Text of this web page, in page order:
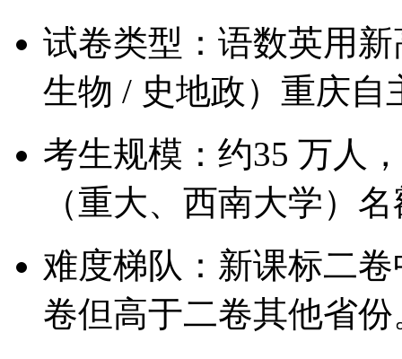
试卷类型：语数英用
生物 / 史地政）重庆自
考生规模：约35 万人
（重大、西南大学）
难度梯队：新课标二
卷但高于二卷其他省份